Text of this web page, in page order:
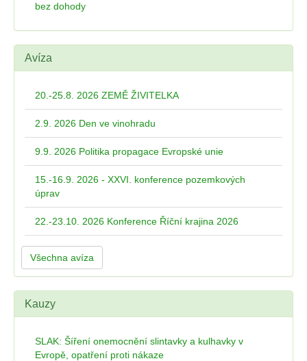
bez dohody
Avíza
20.-25.8. 2026 ZEMĚ ŽIVITELKA
2.9. 2026 Den ve vinohradu
9.9. 2026 Politika propagace Evropské unie
15.-16.9. 2026 - XXVI. konference pozemkových
úprav
22.-23.10. 2026 Konference Říční krajina 2026
Všechna avíza
Kauzy
SLAK: Šíření onemocnění slintavky a kulhavky v
Evropě, opatření proti nákaze